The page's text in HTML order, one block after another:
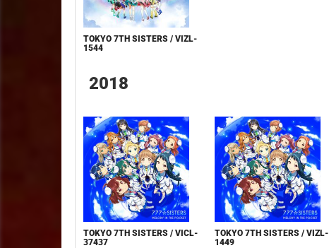
TOKYO 7TH SISTERS / VIZL-
1544
2018
TOKYO 7TH SISTERS / VICL-
37437
TOKYO 7TH SISTERS / VIZL-
1449